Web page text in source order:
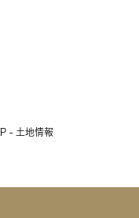
- 土地情報